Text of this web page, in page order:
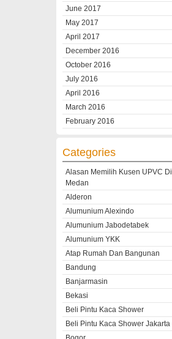
June 2017
May 2017
April 2017
December 2016
October 2016
July 2016
April 2016
March 2016
February 2016
Categories
Alasan Memilih Kusen UPVC Di
Medan
Alderon
Alumunium Alexindo
Alumunium Jabodetabek
Alumunium YKK
Atap Rumah Dan Bangunan
Bandung
Banjarmasin
Bekasi
Beli Pintu Kaca Shower
Beli Pintu Kaca Shower Jakarta